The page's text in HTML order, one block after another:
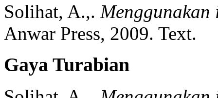
Solihat, A.,. Menggunakan
Anwar Press, 2009. Text.
Gaya Turabian